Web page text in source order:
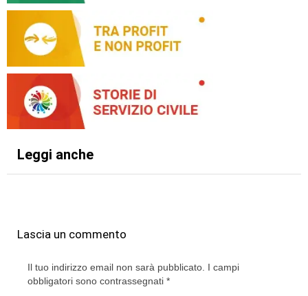
Leggi anche
Lascia un commento
Il tuo indirizzo email non sarà pubblicato. I campi
obbligatori sono contrassegnati *